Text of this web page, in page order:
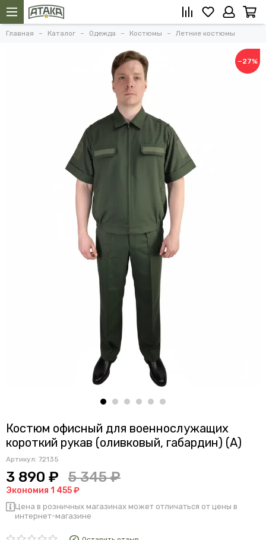
Главная Каталог Одежда Костюмы Летние костюмы
−27%
Костюм офисный для военнослужащих
короткий рукав (оливковый, габардин) (А)
Артикул: 72135
3 890 ₽ 5 345 ₽
Экономия 1 455 ₽
Цена в розничных магазинах может отличаться от цены в
интернет-магазине